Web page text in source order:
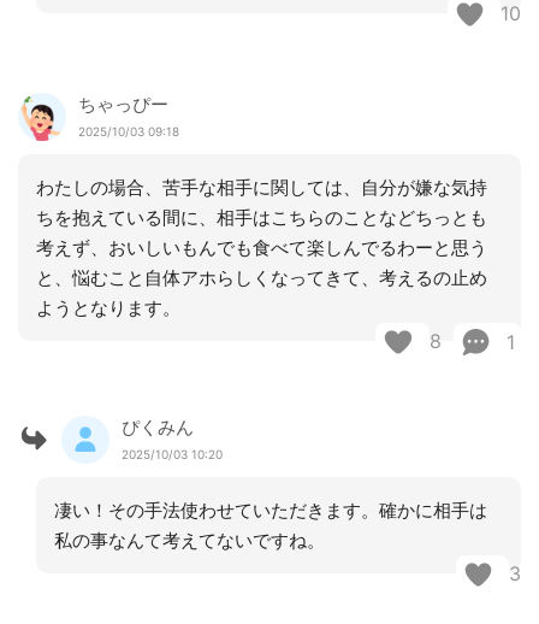
10
ちゃっぴー
2025/10/03 09:18
わたしの場合、苦手な相手に関しては、自分が嫌な気持
ちを抱えている間に、相手はこちらのことなどちっとも
考えず、おいしいもんでも食べて楽しんでるわーと思う
と、悩むこと自体アホらしくなってきて、考えるの止め
ようとなります。
8 1
ぴくみん
2025/10/03 10:20
凄い！その手法使わせていただきます。確かに相手は
私の事なんて考えてないですね。
3